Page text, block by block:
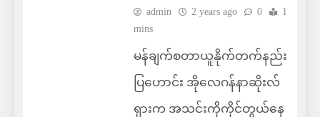
admin 2 years ago 0
1
mins
မန်ချက်စတာယူနိုက်တက်နည်း
ပြဟောင်း အိုလေဂန်နာဆိုးလ်
ရှားက အသင်းကိုကိုင်တွယ်နေ